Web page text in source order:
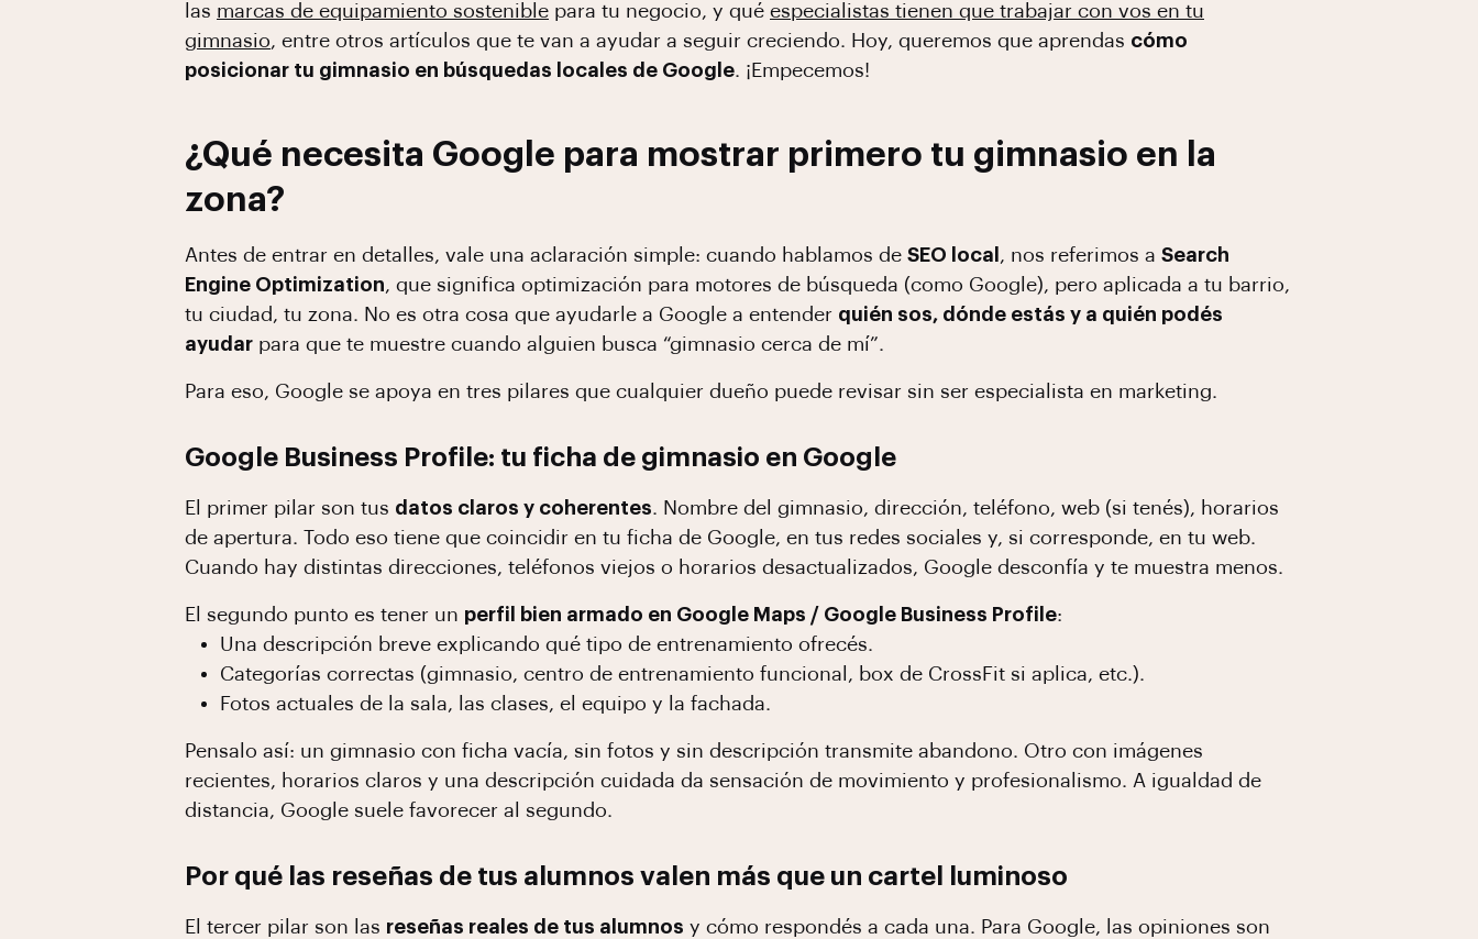
las marcas de equipamiento sostenible para tu negocio, y qué especialistas tienen que trabajar con vos en tu
gimnasio, entre otros artículos que te van a ayudar a seguir creciendo. Hoy, queremos que aprendas cómo
posicionar tu gimnasio en búsquedas locales de Google. ¡Empecemos!
¿Qué necesita Google para mostrar primero tu gimnasio en la
zona?
Antes de entrar en detalles, vale una aclaración simple: cuando hablamos de SEO local , nos referimos a Search
Engine Optimization, que significa optimización para motores de búsqueda (como Google), pero aplicada a tu barrio,
tu ciudad, tu zona. No es otra cosa que ayudarle a Google a entender quién sos, dónde estás y a quién podés
ayudar para que te muestre cuando alguien busca “gimnasio cerca de mí”.
Para eso, Google se apoya en tres pilares que cualquier dueño puede revisar sin ser especialista en marketing.
Google Business Profile: tu ficha de gimnasio en Google
El primer pilar son tus datos claros y coherentes. Nombre del gimnasio, dirección, teléfono, web (si tenés), horarios
de apertura. Todo eso tiene que coincidir en tu ficha de Google, en tus redes sociales y, si corresponde, en tu web.
Cuando hay distintas direcciones, teléfonos viejos o horarios desactualizados, Google desconfía y te muestra menos.
El segundo punto es tener un perfil bien armado en Google Maps / Google Business Profile:
Una descripción breve explicando qué tipo de entrenamiento ofrecés.
Categorías correctas (gimnasio, centro de entrenamiento funcional, box de CrossFit si aplica, etc.).
Fotos actuales de la sala, las clases, el equipo y la fachada.
Pensalo así: un gimnasio con ficha vacía, sin fotos y sin descripción transmite abandono. Otro con imágenes
recientes, horarios claros y una descripción cuidada da sensación de movimiento y profesionalismo. A igualdad de
distancia, Google suele favorecer al segundo.
Por qué las reseñas de tus alumnos valen más que un cartel luminoso
El tercer pilar son las reseñas reales de tus alumnos y cómo respondés a cada una. Para Google, las opiniones son